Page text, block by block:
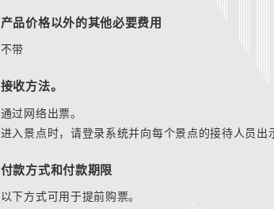
产品价格以外的其他必要费用
不带
接收方法。
通过网络出票。
进入景点时，请登录系统并向每个景点的接待人员出
付款方式和付款期限
以下方式可用于提前购票。